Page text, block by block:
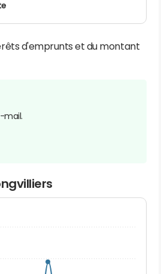
d'emprunts et du montant
mail.